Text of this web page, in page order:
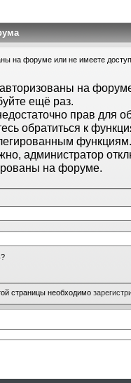
на форуме или не имеете
на
ещё раз.
прав для
обратиться к
функциям.
администратор
на форуме.
страницы необходимо